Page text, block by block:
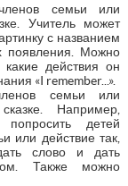
семьи или
Учитель может
с названием
появления. Можно
действия он
«I remember...».
семьи или
Например,
детей
или действие так,
слово и дать
Также можно